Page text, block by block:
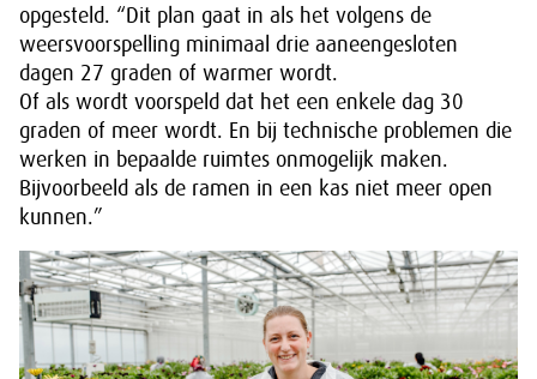
opgesteld. “Dit plan gaat in als het volgens de
weersvoorspelling minimaal drie aaneengesloten
dagen 27 graden of warmer wordt.
Of als wordt voorspeld dat het een enkele dag 30
graden of meer wordt. En bij technische problemen die
werken in bepaalde ruimtes onmogelijk maken.
Bijvoorbeeld als de ramen in een kas niet meer open
kunnen.”